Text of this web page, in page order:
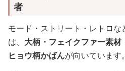
者
モード・ストリート・レトロ
は、 大柄・フェイクファー素
ヒョウ柄かばんが向いています。